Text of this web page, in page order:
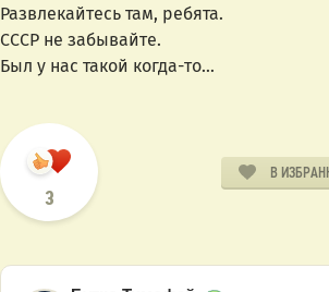
Развлекайтесь там, ребята.
СССР не забывайте.
Был у нас такой когда-то...
3
В